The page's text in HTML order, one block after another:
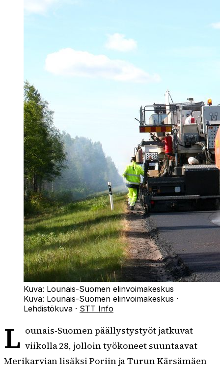
Kuva: Lounais-Suomen elinvoimakeskus
Kuva: Lounais-Suomen elinvoimakeskus ·
Lehdistökuva · STT Info
L ounais-Suomen päällystystyöt jatkuvat
viikolla 28, jolloin työkoneet suuntaavat
Merikarvian lisäksi Poriin ja Turun Kärsämäen